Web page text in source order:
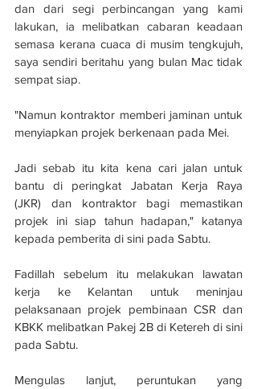
dan dari segi perbincangan yang kami
lakukan, ia melibatkan cabaran keadaan
semasa kerana cuaca di musim tengkujuh,
saya sendiri beritahu yang bulan Mac tidak
sempat siap.
"Namun kontraktor memberi jaminan untuk
menyiapkan projek berkenaan pada Mei.
Jadi sebab itu kita kena cari jalan untuk
bantu di peringkat Jabatan Kerja Raya
(JKR) dan kontraktor bagi memastikan
projek ini siap tahun hadapan," katanya
kepada pemberita di sini pada Sabtu.
Fadillah sebelum itu melakukan lawatan
kerja ke Kelantan untuk meninjau
pelaksanaan projek pembinaan CSR dan
KBKK melibatkan Pakej 2B di Ketereh di sini
pada Sabtu.
Mengulas lanjut, peruntukan yang